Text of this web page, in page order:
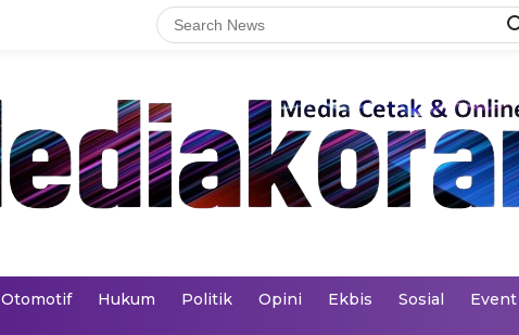
Otomotif Hukum Politik Opini Ekbis Sosial Event